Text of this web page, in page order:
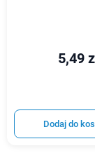
5,49
Dodaj do